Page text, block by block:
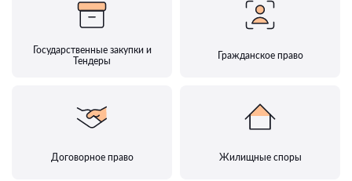
Государственные закупки и
Тендеры
Гражданское право
Договорное право Жилищные споры